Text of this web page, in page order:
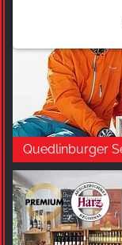
Quedlinburger
Diese
Funktionen
erforderlich.
Marketing
verwendet,
anzuzeigen.